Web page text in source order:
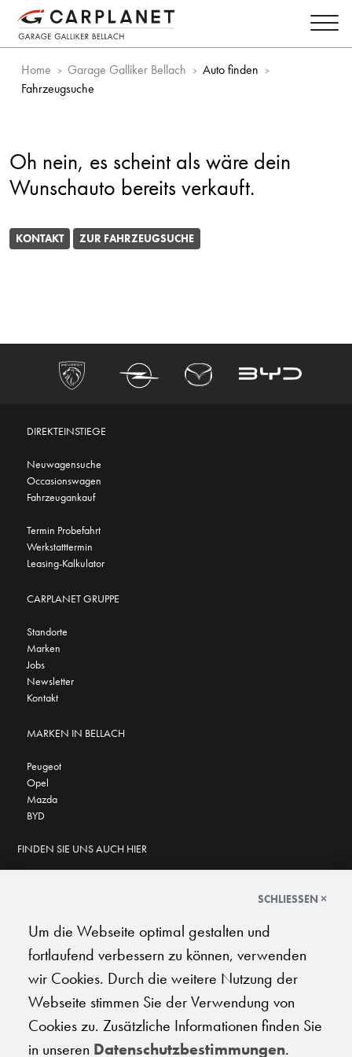
Home Garage Galliker Bellach
Auto finden
Fahrzeugsuche
Oh nein, es scheint als wäre dein
Wunschauto bereits verkauft.
KONTAKT ZUR FAHRZEUGSUCHE
DIREKTEINSTIEGE
Neuwagensuche
Occasionswagen
Fahrzeugankauf
Termin Probefahrt
Werkstatttermin
Leasing-Kalkulator
CARPLANET GRUPPE
Standorte
Marken
Jobs
Newsletter
Kontakt
MARKEN IN BELLACH
Peugeot
Opel
Mazda
BYD
FINDEN SIE UNS AUCH HIER
4.6 ★★★★★
★★★★★
SCHLIESSEN ×
Um die Webseite optimal gestalten und
fortlaufend verbessern zu können, verwenden
wir Cookies. Durch die weitere Nutzung der
Webseite stimmen Sie der Verwendung von
Cookies zu. Zusätzliche Informationen finden Sie
in unseren Datenschutzbestimmungen.